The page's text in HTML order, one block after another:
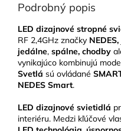
Podrobný popis
LED dizajnové stropné
RF 2,4GHz značky NEDES,
jedálne, spálne, chodby
vynikajúco kombinujú
Svetlá sú ovládané
NEDES Smart.
LED dizajnové svietidlá
interiéru. Medzi kľúčové